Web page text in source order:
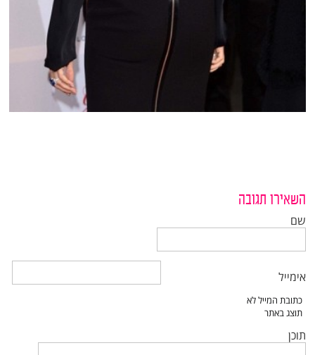
השאירו תגובה
שם
אימייל
תוכן